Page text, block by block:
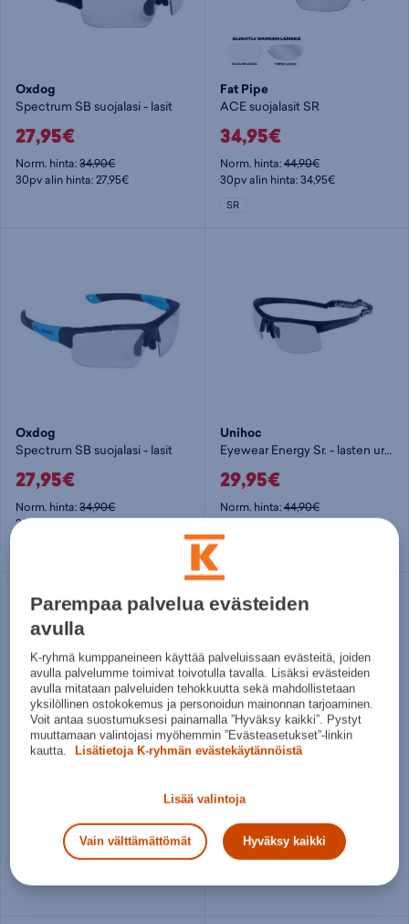
Oxdog
Spectrum SB suojalasi - lasit
27,95€
Norm. hinta:34,90€
30pv alin hinta: 27,95€
Fat Pipe
ACE suojalasit SR
34,95€
Norm. hinta:44,90€
30pv alin hinta: 34,95€
SR
Oxdog
Spectrum SB suojalasi - lasit
27,95€
Norm. hinta:34,90€
30pv alin hinta: 27,95€
Unihoc
Eyewear Energy Sr. - lasten urheilulasit
29,95€
Norm. hinta:44,90€
30pv alin hinta: 29,95€
Säästä
17%
Suojalasisetti Sr - urheilulasit
24,99€
Norm. hinta:
39,90€
Säästä
17%
24,99€
Norm. hinta:34,90€
Parempaa palvelua evästeiden
avulla
K-ryhmä kumppaneineen käyttää palveluissaan evästeitä, joiden
avulla palvelumme toimivat toivotulla tavalla. Lisäksi evästeiden
avulla mitataan palveluiden tehokkuutta sekä mahdollistetaan
yksilöllinen ostokokemus ja personoidun mainonnan tarjoaminen.
Voit antaa suostumuksesi painamalla ”Hyväksy kaikki”. Pystyt
muuttamaan valintojasi myöhemmin ”Evästeasetukset”-linkin
kautta.
Lisätietoja K-ryhmän evästekäytännöistä
Lisää valintoja
Vain välttämättömät Hyväksy kaikki